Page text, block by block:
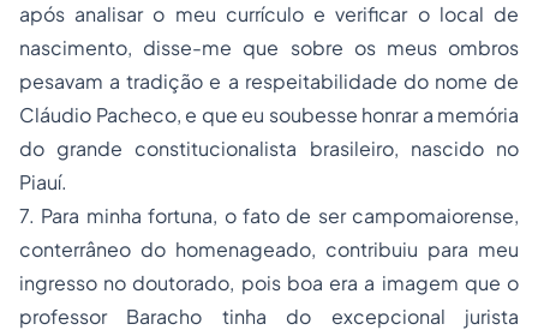
após analisar o meu currículo e verificar o local de
nascimento, disse-me que sobre os meus ombros
pesavam a tradição e a respeitabilidade do nome de
Cláudio Pacheco, e que eu soubesse honrar a memória
do grande constitucionalista brasileiro, nascido no
Piauí.
7. Para minha fortuna, o fato de ser campomaiorense,
conterrâneo do homenageado, contribuiu para meu
ingresso no doutorado, pois boa era a imagem que o
professor Baracho tinha do excepcional jurista